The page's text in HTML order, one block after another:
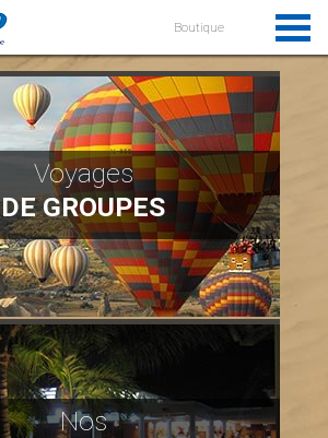
Boutique
Voyages
DE GROUPES
Nos